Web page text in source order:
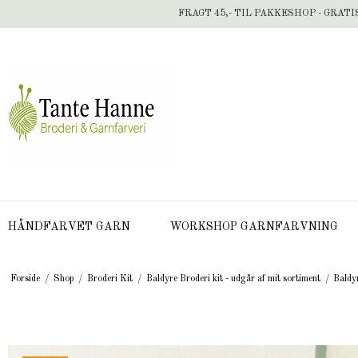
FRAGT 45,- TIL PAKKESHOP -
HÅNDFARVET GARN WORKSHOP GARNFARVNING
Forside / Shop / Broderi Kit / Baldyre Broderi kit - udgår af mit sortiment /